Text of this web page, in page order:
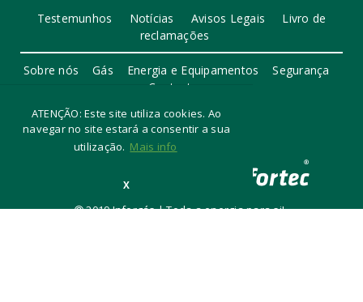
ATENÇÃO: Este site utiliza cookies. Ao
navegar no site estará a consentir a sua
utilização. Mais info
X
Testemunhos Notícias Avisos Legais Livro de
reclamações
Sobre nós Gás Energia e EquipamentosSegurança
Contactos
2019 Inforgás | Toda a energia para si!